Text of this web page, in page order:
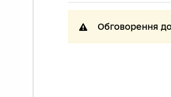
Обговорення